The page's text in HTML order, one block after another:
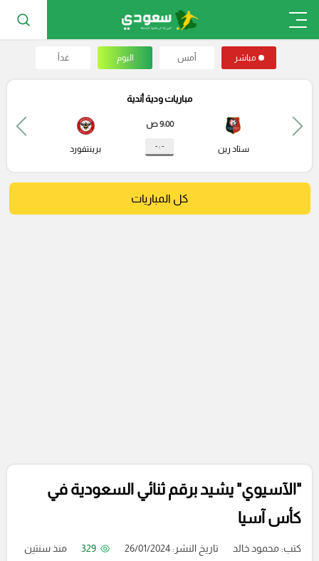
مباشر أمس اليوم غداً
مباريات ودية أندية
ستاد رين
9:00 ص
- : - برينتفورد
كل المباريات
"الآسيوي" يشيد برقم ثنائي السعودية في
كأس آسيا
كتب:محمود خالد تاريخ النشر: 26/01/2024 329 منذ سنتين